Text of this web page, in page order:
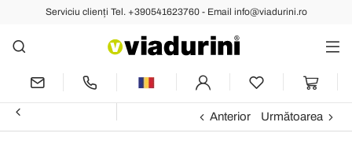
Serviciu clienți Tel. +390541623760 - Email info@viadurini.ro
Anterior Următoarea